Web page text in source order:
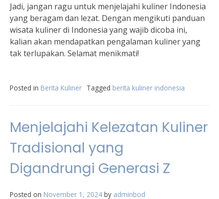
Jadi, jangan ragu untuk menjelajahi kuliner Indonesia
yang beragam dan lezat. Dengan mengikuti panduan
wisata kuliner di Indonesia yang wajib dicoba ini,
kalian akan mendapatkan pengalaman kuliner yang
tak terlupakan. Selamat menikmati!
Posted in Berita Kuliner Tagged berita kuliner indonesia
Menjelajahi Kelezatan Kuliner
Tradisional yang
Digandrungi Generasi Z
Posted on November 1, 2024 by adminbod